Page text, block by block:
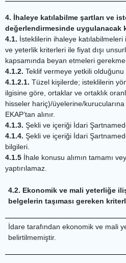
4. İhaleye katılabilme şartları ve
değerlendirmesinde uygulanacak
4.1. İsteklilerin ihaleye katılabilmeleri
ve yeterlik kriterleri ile fiyat dışı
kapsamında beyan etmeleri
4.1.2. Teklif vermeye yetkili
4.1.2.1. Tüzel kişilerde; isteklilerin
ilgisine göre, ortaklar ve ortaklık
hisseler hariç)/üyelerine/
EKAP’tan alınır.
4.1.3. Şekli ve içeriği İdari
4.1.4. Şekli ve içeriği İdari
bilgileri.
4.1.5 İhale konusu alımın tamamı
yaptırılamaz.
4.2. Ekonomik ve mali yeterliğe
belgelerin taşıması gereken
İdare tarafından ekonomik ve mali
belirtilmemiştir.